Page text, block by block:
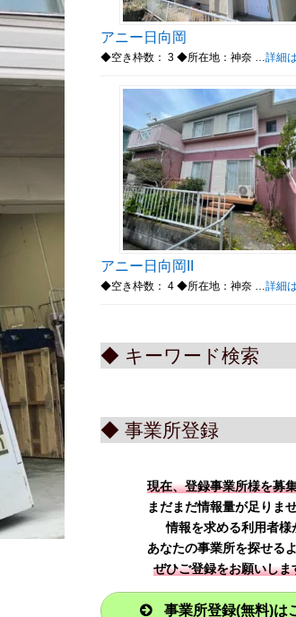
アニー日向岡
◆空き枠数： 3 ◆所在地：神奈 … 詳細
アニー日向岡II
◆空き枠数： 4 ◆所在地：神奈 … 詳細
◆ キーワード検索
◆ 事業所登録
現在、登録事業所様を募
まだまだ情報量が足りま
情報を求める利用者様
あなたの事業所を探せる
ぜひご登録をお願いしま
事業所登録(無料)は